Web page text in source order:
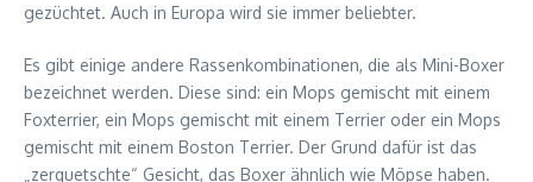
gezüchtet. Auch in Europa wird sie immer beliebter.
Es gibt einige andere Rassenkombinationen, die als Mini-Boxer
bezeichnet werden. Diese sind: ein Mops gemischt mit einem
Foxterrier, ein Mops gemischt mit einem Terrier oder ein Mops
gemischt mit einem Boston Terrier. Der Grund dafür ist das
„zerquetschte“ Gesicht, das Boxer ähnlich wie Möpse haben.